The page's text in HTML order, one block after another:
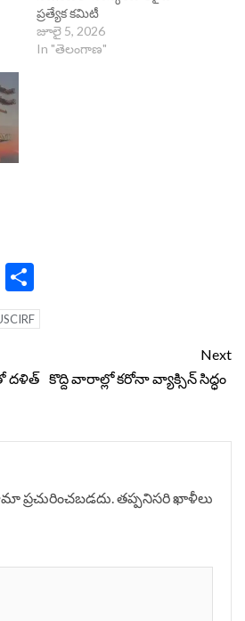
ప్రత్యేక కమిటీ
జూలై 5, 2026
In "తెలంగాణ"
Email
దళిత్
Next
కొద్ది వారాల్లో కరోనా వ్యాక్సిన్ సిద్ధం
తప్పనిసరి ఖాళీలు